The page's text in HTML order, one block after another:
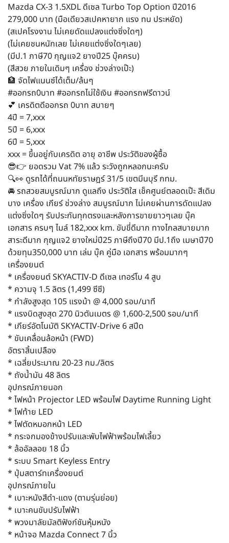
Mazda CX-3 1.5XDL ดีเซล Turbo Top Option ปี2016
279,000 บาท (มือเดียวสเปคหายาก แรง ทน ประหยัด)
(สเปคโรงงาน ไม่เคยดัดแปลงแต่งซิ่งใดๆ)
(ไม่เคยชนหนักเลย ไม่เคยแต่งซิ่งใดๆเลย)
(มีป.1 ภาษี70 กุญแจ2 ยางปี25 บุ๊คครบ)
(สีสวย ภายในเดิมๆ เครื่อง ช่วงล่างเป๊ะ)
🏦 จัดไฟแนนซ์ได้เต็ม/ล้นๆ
#ออกรถ0บาท #ออกรถไม่ใช้เงิน #ออกรถฟรีดาวน์
💕 เครดิตดีออกรถ 0บาท สบายๆ
4ปี = 7,xxx
5ปี = 6,xxx
6ปี = 5,xxx
xxx = ขึ้นอยู่กับเครดิต อายุ อาชีพ ประวัติของผู้ซื้อ
😎👉 ยอดรวม Vat 7% แล้ว ระวังถูกหลอกนะครับ
🔍👀 ดูรถได้ที่ถนนหทัยราษฎร์ 31/5 เขตมีนบุรี กทม.
🚘 รถสวยสมบูรณ์มาก ดูแลถึง ประวัติใส เช็คศูนย์ตลอดเป๊ะ สีเดิม
บาง เครื่อง เกียร์ ช่วงล่าง สมบูรณ์มาก ไม่เคยผ่านการดัดแปลง
แต่งซิ่งใดๆ รับประกันทุกตรงและหลังการขายยาวๆเลย บุ๊ค
เอกสาร ครบๆ ไมล์ 182,xxx km. ขับขี่ดีมาก ทางไกลสบายมาก
สาระดีมาก กุญแจ2 ยางใหม่ปี25 ภาษีถึงปี70 มีป.1ถึง เมษาปี70
ด้วยทุน350,000 บาท เล่ม บุ๊ค คู่มือ เอกสาร พร้อมมากๆ
เครื่องยนต์
* เครื่องยนต์ SKYACTIV-D ดีเซล เทอร์โบ 4 สูบ
* ความจุ 1.5 ลิตร (1,499 ซีซี)
* กำลังสูงสุด 105 แรงม้า @ 4,000 รอบ/นาที
* แรงบิดสูงสุด 270 นิวตันเมตร @ 1,600-2,500 รอบ/นาที
* เกียร์อัตโนมัติ SKYACTIV-Drive 6 สปีด
* ขับเคลื่อนล้อหน้า (FWD)
อัตราสิ้นเปลือง
* เฉลี่ยประมาณ 20-23 กม./ลิตร
* ถังน้ำมัน 48 ลิตร
อุปกรณ์ภายนอก
* ไฟหน้า Projector LED พร้อมไฟ Daytime Running Light
* ไฟท้าย LED
* ไฟตัดหมอกหน้า LED
* กระจกมองข้างปรับและพับไฟฟ้าพร้อมไฟเลี้ยว
* ล้ออัลลอย 18 นิ้ว
* ระบบ Smart Keyless Entry
* ปุ่มสตาร์ทเครื่องยนต์
อุปกรณ์ภายใน
* เบาะหนังสีดำ-แดง (ตามรุ่นย่อย)
* เบาะคนขับปรับไฟฟ้า
* พวงมาลัยมัลติฟังก์ชันหุ้มหนัง
* หน้าจอ Mazda Connect 7 นิ้ว